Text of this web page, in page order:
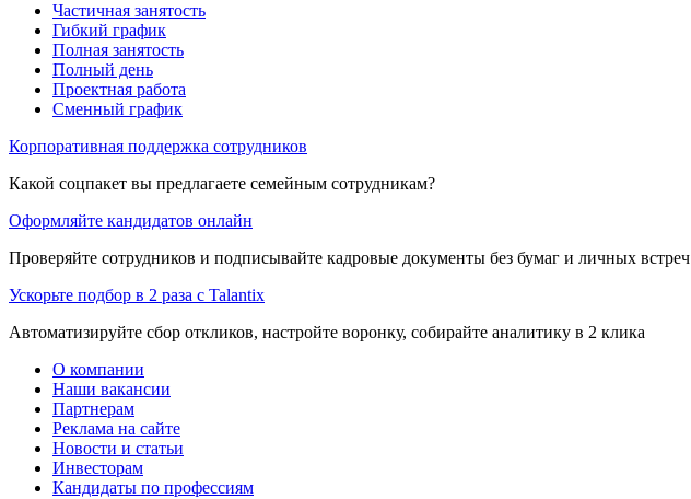
Частичная занятость
Гибкий график
Полная занятость
Полный день
Проектная работа
Сменный график
Корпоративная поддержка сотрудников
Какой соцпакет вы предлагаете семейным сотрудникам?
Оформляйте кандидатов онлайн
Проверяйте сотрудников и подписывайте кадровые документы без бумаг и личных встреч
Ускорьте подбор в 2 раза с Talantix
Автоматизируйте сбор откликов, настройте воронку, собирайте аналитику в 2 клика
О компании
Наши вакансии
Партнерам
Реклама на сайте
Новости и статьи
Инвесторам
Кандидаты по профессиям